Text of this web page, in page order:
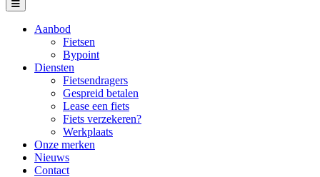
Aanbod
Fietsen
Bypoint
Diensten
Fietsendragers
Gespreid betalen
Lease een fiets
Fiets verzekeren?
Werkplaats
Onze merken
Nieuws
Contact